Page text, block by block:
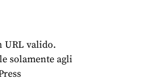
URL valido.
solamente agli